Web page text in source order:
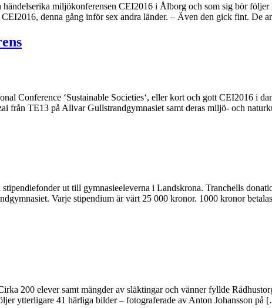
miljökonferensen CEI2016 i Ålborg och som sig bör
denna gång inför sex andra länder. – Även den gick fint. De
Conference ‘Sustainable Societies‘, eller kort och gott CEI2016 i
från TE13 på Allvar Gullstrandgymnasiet samt deras miljö- och
ut till gymnasieeleverna i Landskrona. Tranchells
Varje stipendium är värt 25 000 kronor. 1000 kronor
200 elever samt mängder av släktingar och vänner fyllde
ytterligare 41 härliga bilder – fotograferade av Anton Johansson på